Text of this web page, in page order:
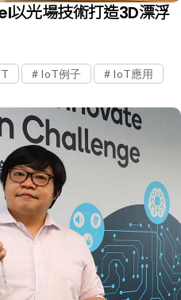
以光場技術打造3D漂浮
IoT例子 IoT應用